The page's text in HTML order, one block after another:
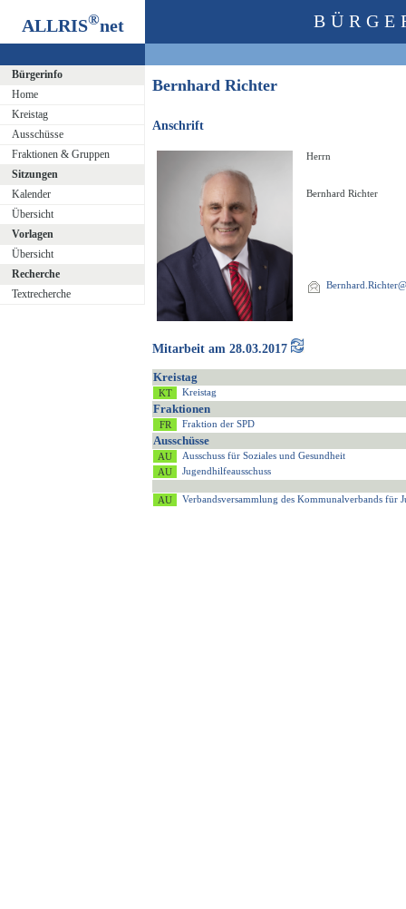
ALLRIS®net
Bürgerinfo
Home
Kreistag
Ausschüsse
Fraktionen & Gruppen
Sitzungen
Kalender
Übersicht
Vorlagen
Übersicht
Recherche
Textrecherche
Bernhard Richter
Anschrift
Herrn
Bernhard Richter
Mitarbeit am 28.03.2017
Kreistag
Kreistag
Fraktionen
Fraktion der SPD
Ausschüsse
Ausschuss für Soziales und Gesundheit
Jugendhilfeausschuss
Verbandsversammlung des Kommunalverbands für